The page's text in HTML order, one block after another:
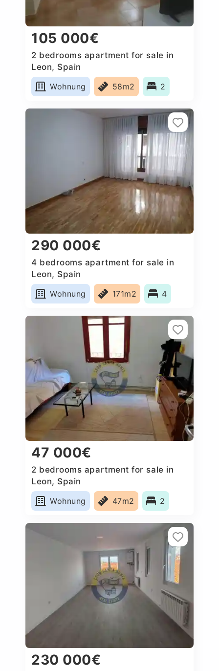
105 000€
2 bedrooms apartment for sale in
Leon, Spain
Wohnung
58m2 2
290 000€
4 bedrooms apartment for sale in
Leon, Spain
Wohnung
171m2 4
47 000€
2 bedrooms apartment for sale in
Leon, Spain
Wohnung
47m2 2
230 000€